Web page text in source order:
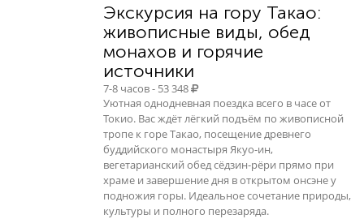
Экскурсия на гору Такао:
живописные виды, обед
монахов и горячие
источники
7-8 часов - 53 348
Уютная однодневная поездка всего в часе от
Токио. Вас ждёт лёгкий подъём по живописной
тропе к горе Такао, посещение древнего
буддийского монастыря Якуо-ин,
вегетарианский обед сёдзин-рёри прямо при
храме и завершение дня в открытом онсэне у
подножия горы. Идеальное сочетание природы,
культуры и полного перезаряда.